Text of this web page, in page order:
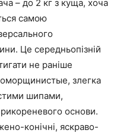
– до 2 кг з куща, хоча
самою
Це середньопізній
не раніше
злегка
шипами,
основи.
конічні, яскраво-